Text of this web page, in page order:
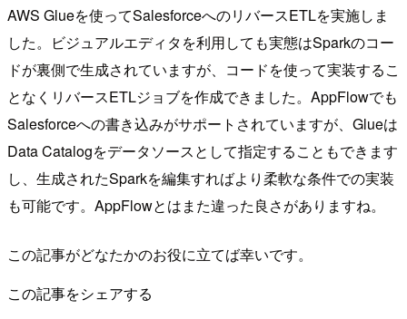
AWS Glueを使ってSalesforceへのリバースETLを実施しま
した。ビジュアルエディタを利用しても実態はSparkのコー
ドが裏側で生成されていますが、コードを使って実装するこ
となくリバースETLジョブを作成できました。AppFlowでも
Salesforceへの書き込みがサポートされていますが、Glueは
Data Catalogをデータソースとして指定することもできます
し、生成されたSparkを編集すればより柔軟な条件での実装
も可能です。AppFlowとはまた違った良さがありますね。
この記事がどなたかのお役に立てば幸いです。
この記事をシェアする